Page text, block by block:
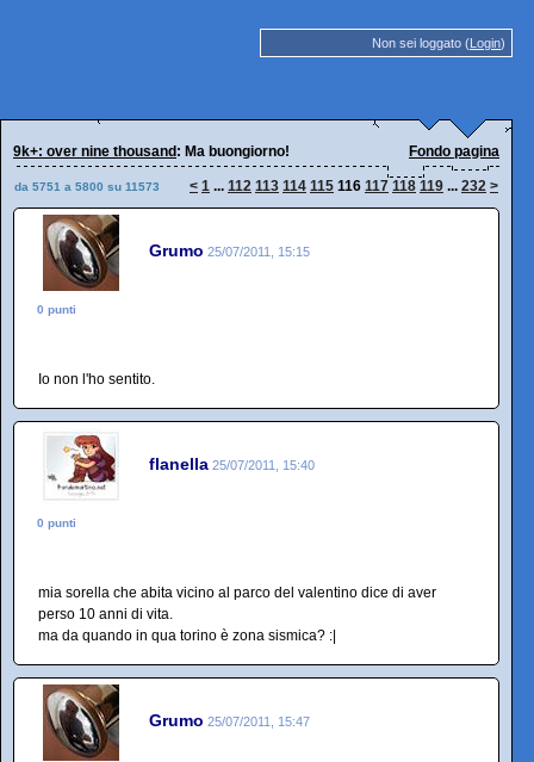
Non sei loggato (Login)
9k+: over nine thousand : Ma buongiorno! Fondo pagina
da 5751 a 5800 su 11573 < 1 ... 112 113 114 115 116 117 118 119 ... 232 >
Grumo 25/07/2011, 15:15
0 punti
Io non l'ho sentito.
flanella 25/07/2011, 15:40
0 punti
mia sorella che abita vicino al parco del valentino dice di aver
perso 10 anni di vita.
ma da quando in qua torino è zona sismica? :|
Grumo 25/07/2011, 15:47